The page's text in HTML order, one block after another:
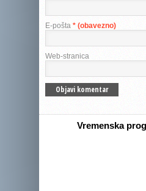
E-pošta * (obavezno)
Web-stranica
Vremenska